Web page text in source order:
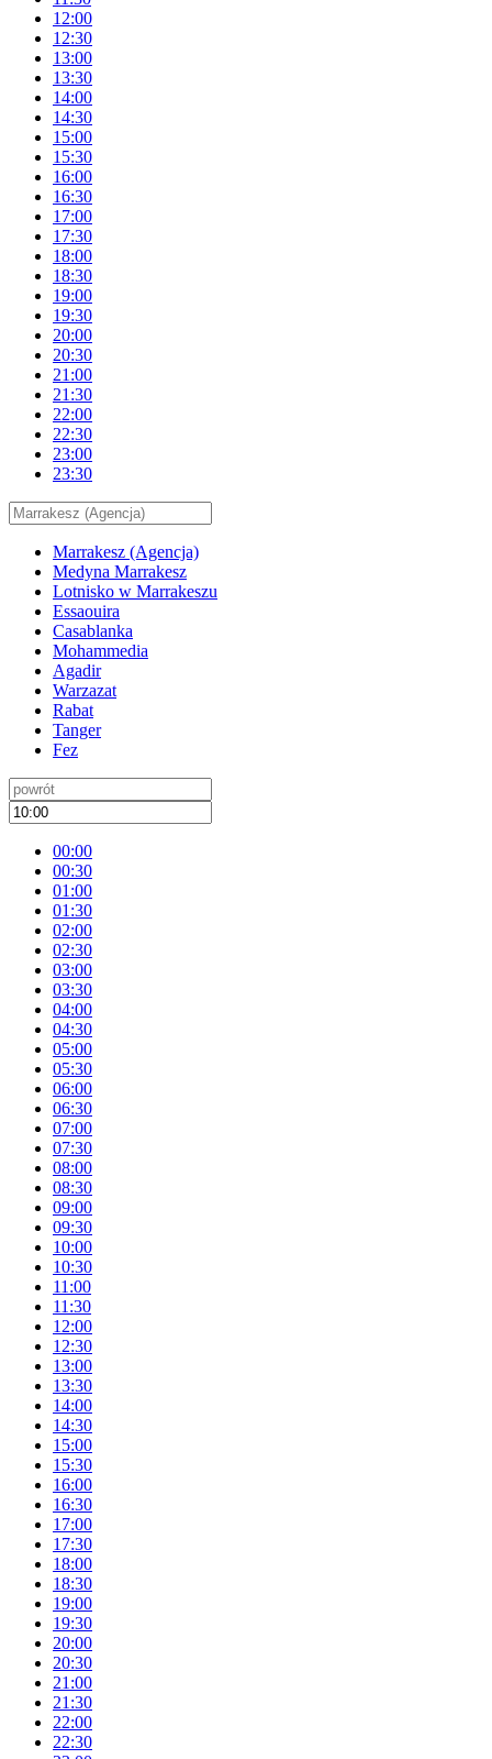
12:00
12:30
13:00
13:30
14:00
14:30
15:00
15:30
16:00
16:30
17:00
17:30
18:00
18:30
19:00
19:30
20:00
20:30
21:00
21:30
22:00
22:30
23:00
23:30
Marrakesz (Agencja)
Medyna Marrakesz
Lotnisko w Marrakeszu
Essaouira
Casablanka
Mohammedia
Agadir
Warzazat
Rabat
Tanger
Fez
00:00
00:30
01:00
01:30
02:00
02:30
03:00
03:30
04:00
04:30
05:00
05:30
06:00
06:30
07:00
07:30
08:00
08:30
09:00
09:30
10:00
10:30
11:00
11:30
12:00
12:30
13:00
13:30
14:00
14:30
15:00
15:30
16:00
16:30
17:00
17:30
18:00
18:30
19:00
19:30
20:00
20:30
21:00
21:30
22:00
22:30